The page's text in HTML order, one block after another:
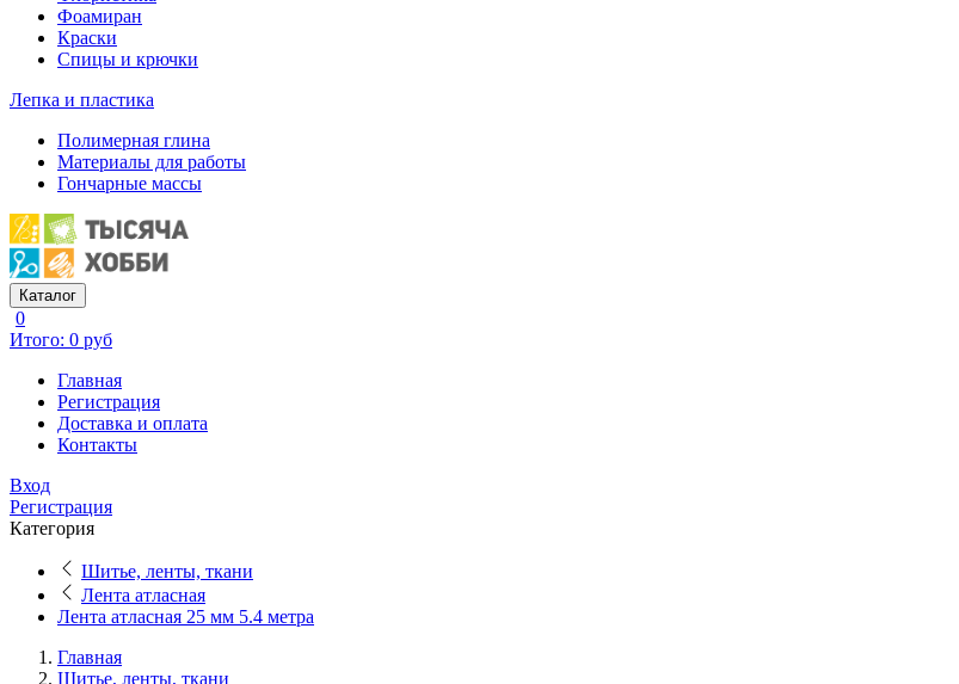
Фоамиран
Краски
Спицы и крючки
Лепка и пластика
Полимерная глина
Материалы для работы
Гончарные массы
Каталог
0
Итого: 0 руб
Главная
Регистрация
Доставка и оплата
Контакты
Вход
Регистрация
Категория
Шитье, ленты, ткани
Лента атласная
Лента атласная 25 мм 5.4 метра
Главная
Шитье, ленты, ткани